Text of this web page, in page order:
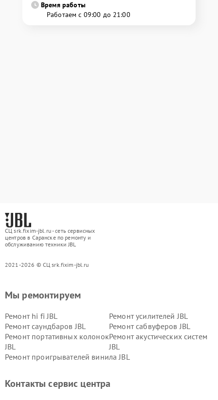
Время работы
Работаем с 09:00 до 21:00
СЦ srk.fixim-jbl.ru - сеть сервисных
центров в Саранске по ремонту и
обслуживанию техники JBL
2021-2026 © СЦ srk.fixim-jbl.ru
Мы ремонтируем
Ремонт hi fi JBL
Ремонт усилителей JBL
Ремонт саундбаров JBL
Ремонт сабвуферов JBL
Ремонт портативных колонок
JBL
Ремонт акустических систем
JBL
Ремонт проигрывателей винила JBL
Контакты сервис центра